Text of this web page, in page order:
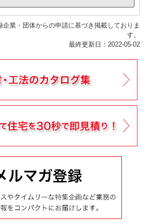
企業・団体からの申請に基づき掲載しておりま
す。
最終更新日：2022-05-02